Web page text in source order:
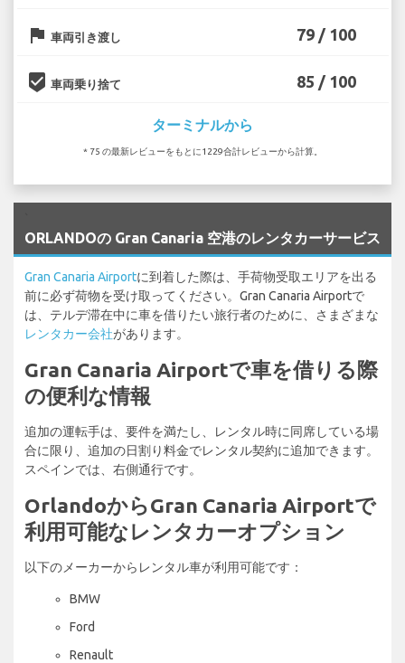
flag 車両引き渡し 79 / 100
beenhere 車両乗り捨て 85 / 100
ターミナルから
* 75 の最新レビューをもとに1229合計レビューから計算。
ORLANDOの Gran Canaria 空港のレンタカーサービス
Gran Canaria Airportに到着した際は、手荷物受取エリアを出る
前に必ず荷物を受け取ってください。Gran Canaria Airportで
は、テルデ滞在中に車を借りたい旅行者のために、さまざまな
レンタカー会社があります。
Gran Canaria Airportで車を借りる際
の便利な情報
追加の運転手は、要件を満たし、レンタル時に同席している場
合に限り、追加の日割り料金でレンタル契約に追加できます。
スペインでは、右側通行です。
OrlandoからGran Canaria Airportで
利用可能なレンタカーオプション
以下のメーカーからレンタル車が利用可能です：
BMW
Ford
Renault